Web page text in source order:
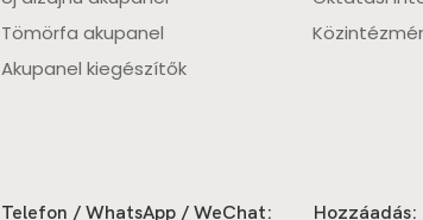
Tömörfa akupanel
Akupanel kiegészítők
Telefon / WhatsApp / WeChat: Hozzáadás: